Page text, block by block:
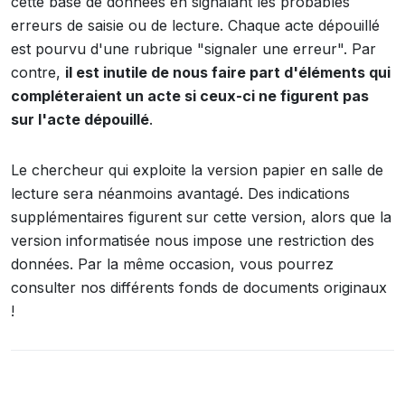
erreurs de saisie ou de lecture. Chaque acte dépouillé
est pourvu d'une rubrique "signaler une erreur". Par
contre, il est inutile de nous faire part d'éléments qui
compléteraient un acte si ceux-ci ne figurent pas
sur l'acte dépouillé.
Le chercheur qui exploite la version papier en salle de
lecture sera néanmoins avantagé. Des indications
supplémentaires figurent sur cette version, alors que la
version informatisée nous impose une restriction des
données. Par la même occasion, vous pourrez
consulter nos différents fonds de documents originaux
!